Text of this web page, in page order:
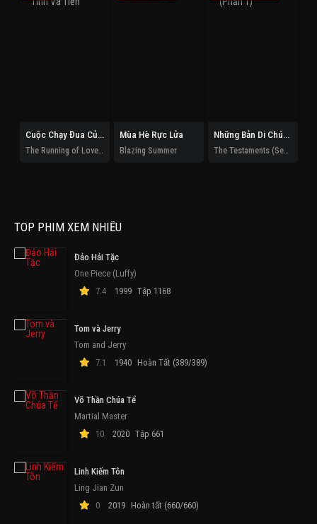
Cuộc Chạy Đua Của Tình Và Tiền Mùa Hè Rực Lửa
Blazing Summer
Những Bản Di Chúc (Phần 1)
TOP PHIM XEM NHIỀU
Đảo Hải Tặc
One Piece (Luffy)
7.4
1999 Tập 1168
Tom và Jerry
Tom and Jerry
7.1
1940 Hoàn Tất (389/389)
Võ Thần Chúa Tể
Martial Master
10
2020 Tập 661
Linh Kiếm Tôn
Ling Jian Zun
0
2019 Hoàn tất (660/660)